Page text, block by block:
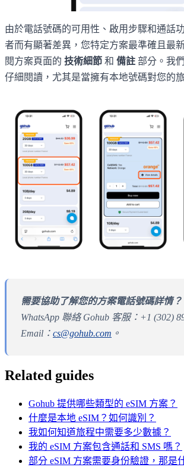
由於電話號碼的可用性、啟用步驟和通話
者而有顯著差異，您特定方案最準確且最
閱方案頁面的 技術細節 和 備註 部分。我
仔細閱讀，尤其是當擁有本地號碼對您的
需要協助了解您的方案電話號碼詳情？
WhatsApp 聯絡 Gohub 客服：+1 (302)
Email： cs@gohub.com 。
Related guides
Gohub 提供哪些類型的 eSIM 方案？
什麼是本地 eSIM？如何識別？
我如何知道旅程中需要多少數據？
我的 eSIM 方案包含通話和 SMS 嗎？
部分 eSIM 方案需要身份驗證，那是